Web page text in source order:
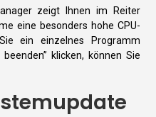
zeigt Ihnen im Reiter
eine besonders hohe CPU-
ein einzelnes Programm
klicken, können Sie